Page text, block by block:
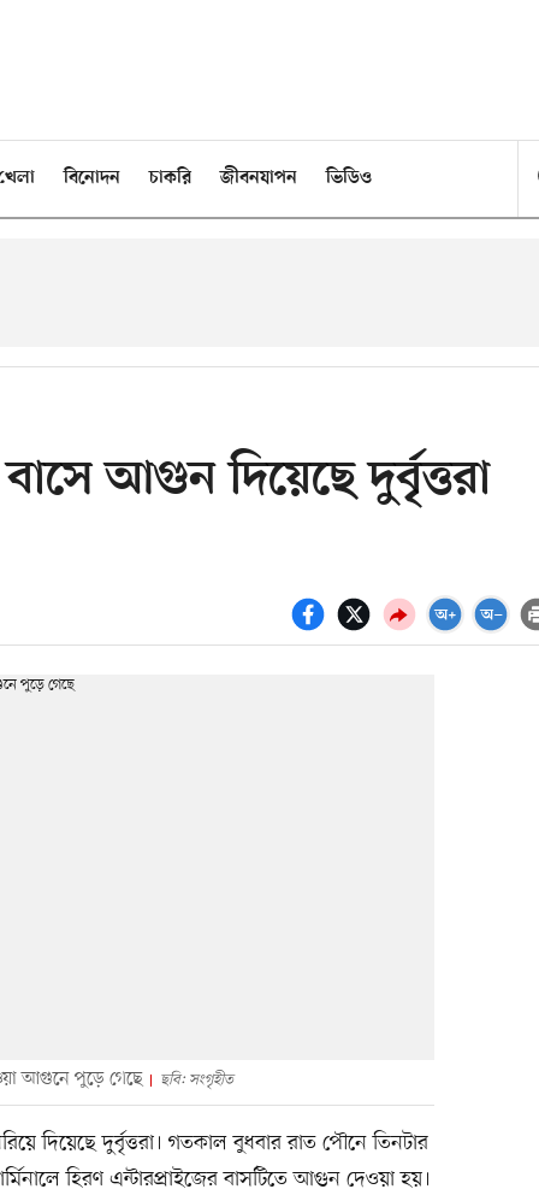
বিনোদন চাকরি জীবনযাপন ভিডিও
বাসে আগুন দিয়েছে দুর্বৃত্তরা
আগুনে পুড়ে গেছে ছবি: সংগৃহীত
দিয়েছে দুর্বৃত্তরা। গতকাল বুধবার রাত পৌনে তিনটার
হিরণ এন্টারপ্রাইজের বাসটিতে আগুন দেওয়া হয়।